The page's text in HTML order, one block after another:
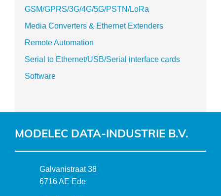
GSM/GPRS/3G/4G/5G/PSTN/LoRa
Media Converters & Ethernet Extenders
Remote Automation
Serial to Ethernet/USB/Serial interface cards
Software
MODELEC DATA-INDUSTRIE B.V.
B
e
Galvanistraat 38
6716 AE Ede